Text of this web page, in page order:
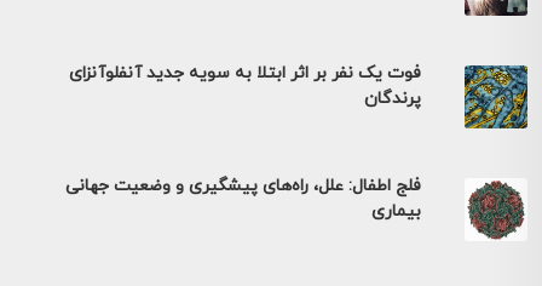
فوت یک نفر بر اثر ابتلا به سویه جدید آنفلوآنزای
پرندگان
فلج اطفال: علل، راه‌های پیشگیری و وضعیت جهانی
بیماری